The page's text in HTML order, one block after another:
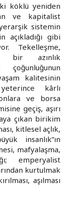
köklü yeniden
ve kapitalist
sistemin
açıkladığı gibi
Tekelleşme,
bir azınlık
kalitesinin
kârlı
ve borsa
geçiş, aşırı
çıkan birikim
kitlesel açlık,
insanlık”ın
mafyalaşma,
emperyalist
kurtulmak
aşılması